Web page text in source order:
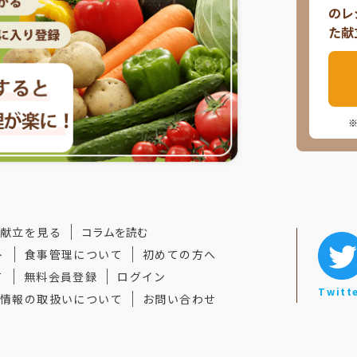
の
た
※
献立を見る
コラムを読む
食事管理について
初めての方へ
無料会員登録
ログイン
報の取扱いについて
お問い合わせ